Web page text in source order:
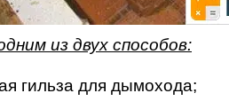
из двух способов:
гильза для дымохода;